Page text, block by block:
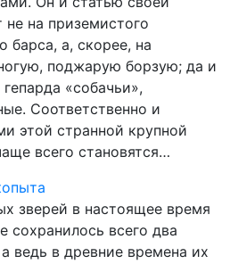
не на приземистого
барса, а, скорее, на
поджарую борзую; да и
гепарда «собачьи»,
Соответственно и
этой странной крупной
всего становятся…
зверей в настоящее время
сохранилось всего два
ведь в древние времена их